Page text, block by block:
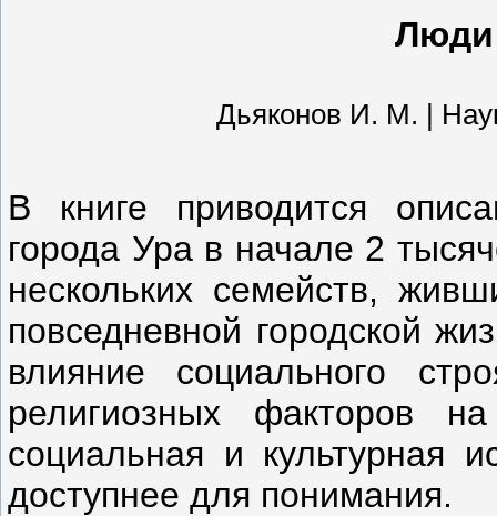
Люди
Дьяконов И. М. |
В книге приводится
города Ура в начале 2
нескольких семейств,
повседневной городской
влияние социального
религиозных факторов
социальная и культурная
доступнее для понимания.